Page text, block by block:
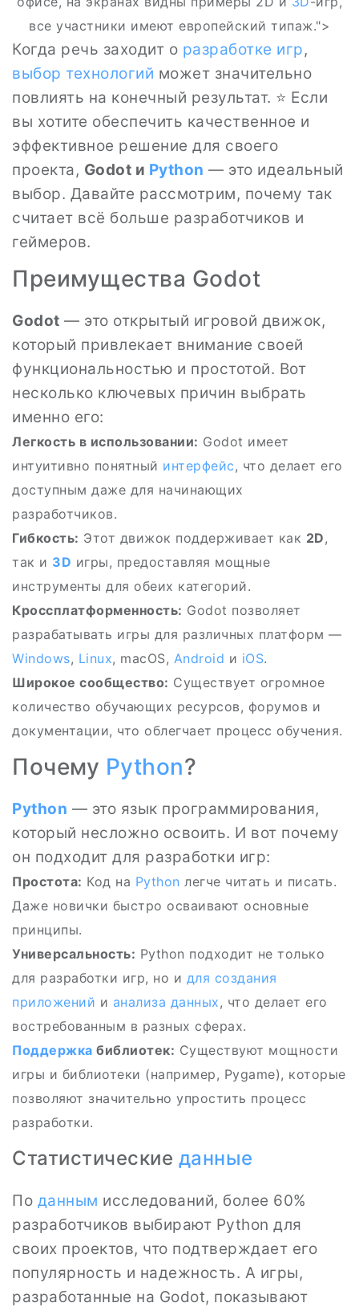
все участники имеют европейский типаж.">
Когда речь заходит о разработке игр,
выбор технологий может значительно
повлиять на конечный результат. ⭐ Если
вы хотите обеспечить качественное и
эффективное решение для своего
проекта, Godot и Python — это идеальный
выбор. Давайте рассмотрим, почему так
считает всё больше разработчиков и
геймеров.
Преимущества Godot
Godot — это открытый игровой движок,
который привлекает внимание своей
функциональностью и простотой. Вот
несколько ключевых причин выбрать
именно его:
Легкость в использовании: Godot имеет
интуитивно понятный интерфейс, что делает его
доступным даже для начинающих
разработчиков.
Гибкость: Этот движок поддерживает как 2D,
так и 3D игры, предоставляя мощные
инструменты для обеих категорий.
Кроссплатформенность: Godot позволяет
разрабатывать игры для различных платформ —
Windows, Linux, macOS, Android и iOS.
Широкое сообщество: Существует огромное
количество обучающих ресурсов, форумов и
документации, что облегчает процесс обучения.
Почему Python?
Python — это язык программирования,
который несложно освоить. И вот почему
он подходит для разработки игр:
Простота: Код на Python легче читать и писать.
Даже новички быстро осваивают основные
принципы.
Универсальность: Python подходит не только
для разработки игр, но и для создания
приложений и анализа данных, что делает его
востребованным в разных сферах.
Поддержка библиотек: Существуют мощности
игры и библиотеки (например, Pygame), которые
позволяют значительно упростить процесс
разработки.
Статистические данные
По данным исследований, более 60%
разработчиков выбирают Python для
своих проектов, что подтверждает его
популярность и надежность. А игры,
разработанные на Godot, показывают